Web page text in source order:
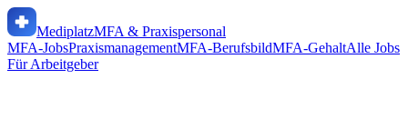
MediplatzMFA & Praxispersonal
MFA-JobsPraxismanagementMFA-BerufsbildMFA-GehaltAlle Jobs
Für Arbeitgeber